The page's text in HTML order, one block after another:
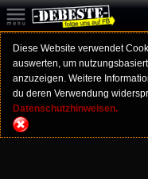
Diese Website verwendet
auswerten, um
anzuzeigen. Weitere
du deren Verwendung
Datenschutzhinweisen.